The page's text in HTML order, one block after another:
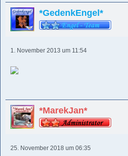
*GedenkEngel*
1. November 2013 um 11:54
*MarekJan*
25. November 2018 um 06:35